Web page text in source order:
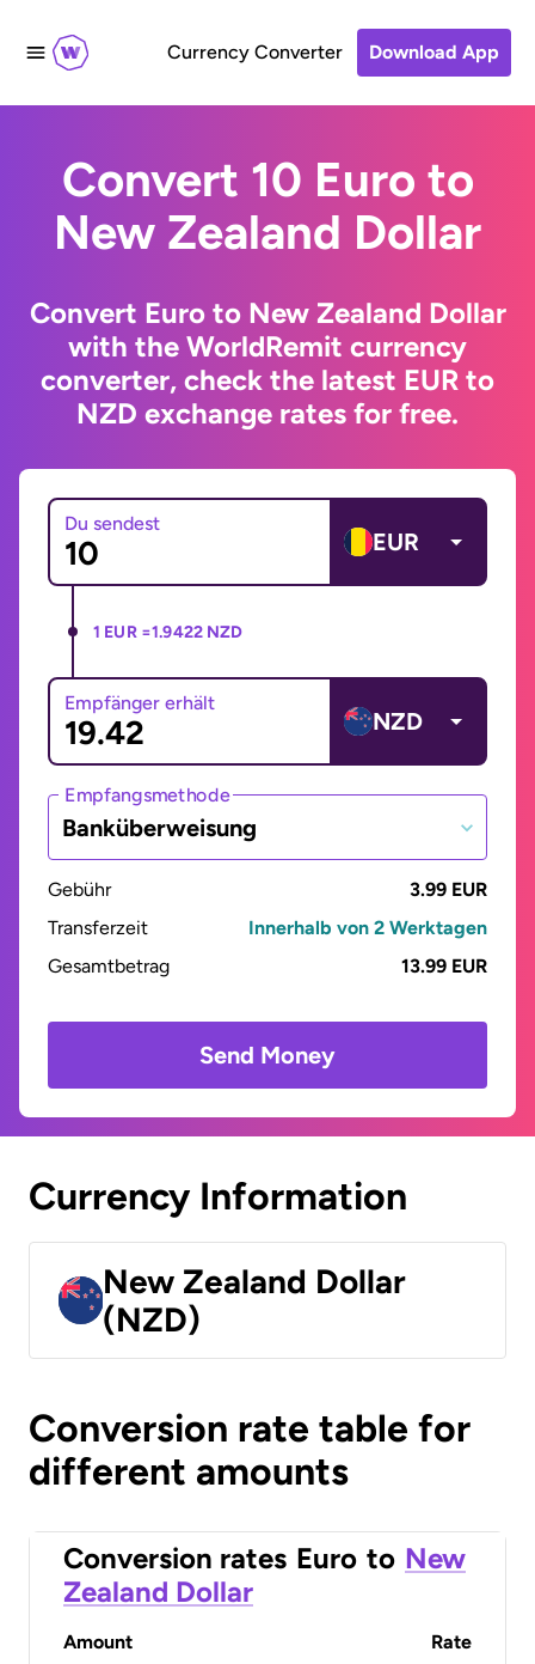
Currency Converter Download App
Convert 10 Euro to
New Zealand Dollar
Convert Euro to New Zealand Dollar
with the WorldRemit currency
converter, check the latest EUR to
NZD exchange rates for free.
Du sendest
EUR
1 EUR =1.9422 NZD
Empfänger erhält
NZD
Empfangsmethode
Banküberweisung
Gebühr
3.99 EUR
Transferzeit
Innerhalb von 2 Werktagen
Gesamtbetrag
13.99 EUR
Send Money
Currency Information
New Zealand Dollar
(NZD)
Conversion rate table for
different amounts
Conversion rates Euro to New
Zealand Dollar
Amount Rate